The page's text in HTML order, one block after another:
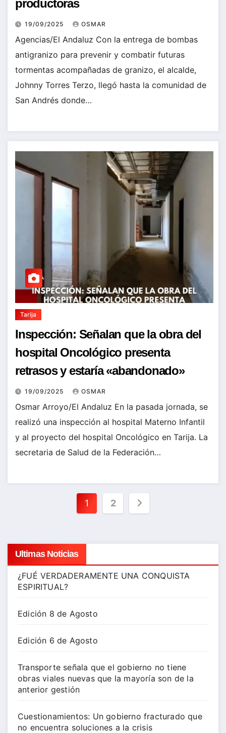
productoras
19/09/2025 OSMAR
Agencias/El Andaluz Con la entrega de bombas
antigranizo para prevenir y combatir futuras
tormentas acompañadas de granizo, el alcalde,
Johnny Torres Terzo, llegó hasta la comunidad de
San Andrés donde…
Tarija
Inspección: Señalan que la obra del
hospital Oncológico presenta
retrasos y estaría «abandonado»
19/09/2025 OSMAR
Osmar Arroyo/El Andaluz En la pasada jornada, se
realizó una inspección al hospital Materno Infantil
y al proyecto del hospital Oncológico en Tarija. La
secretaria de Salud de la Federación…
Paginación
entradas
1 2
Ultimas Noticias
¿FUÉ VERDADERAMENTE UNA CONQUISTA
ESPIRITUAL?
Edición 8 de Agosto
Edición 6 de Agosto
Transporte señala que el gobierno no tiene
obras viales nuevas que la mayoría son de la
anterior gestión
Cuestionamientos: Un gobierno fracturado que
no encuentra soluciones a la crisis